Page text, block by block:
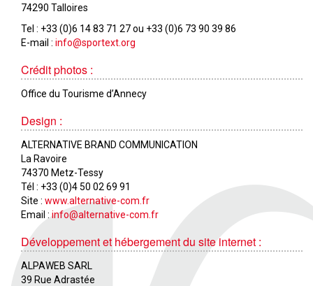
74290 Talloires
Tel : +33 (0)6 14 83 71 27 ou +33 (0)6 73 90 39 86
E-mail : info@sportext.org
Crédit photos :
Office du Tourisme d’Annecy
Design :
ALTERNATIVE BRAND COMMUNICATION
La Ravoire
74370 Metz-Tessy
Tél : +33 (0)4 50 02 69 91
Site : www.alternative-com.fr
Email : info@alternative-com.fr
Développement et hébergement du site internet :
ALPAWEB SARL
39 Rue Adrastée